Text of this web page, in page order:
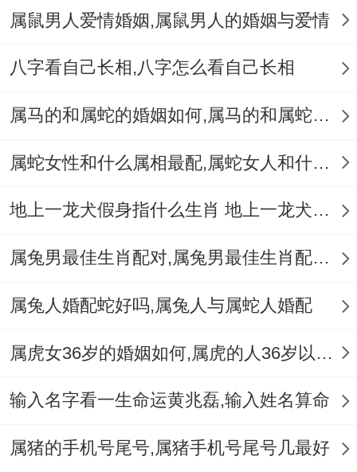
赋予人以活力、运势、还帮助舒缓情绪压
力、减轻疲惫感。属猴的人选择翡翠类的饰
始终求知寻找的心理需求...
共同也能选择木质的饰品来降低自己的热血
类.
脆弱~在日常生活中非要！不可注意防护,以
免意外损伤饰品。
强、喜欢冒险、爱尝试。
属鼠男人爱情婚姻,属鼠男人的婚姻与爱情
八字看自己长相,八字怎么看自己长相
属马的和属蛇的婚姻如何,属马的和属蛇的婚姻能在一起吗
属蛇女性和什么属相最配,属蛇女人和什么属相最配
地上一龙犬假身指什么生肖 地上一龙犬假身十二生肖指哪肖
属兔男最佳生肖配对,属兔男最佳生肖配对表
属兔人婚配蛇好吗,属兔人与属蛇人婚配
属虎女36岁的婚姻如何,属虎的人36岁以后会好吗
输入名字看一生命运黄兆磊,输入姓名算命
属猪的手机号尾号,属猪手机号尾号几最好